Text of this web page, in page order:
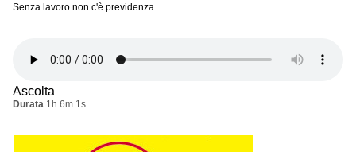
Senza lavoro non c'è previdenza
Ascolta
Durata 1h 6m 1s